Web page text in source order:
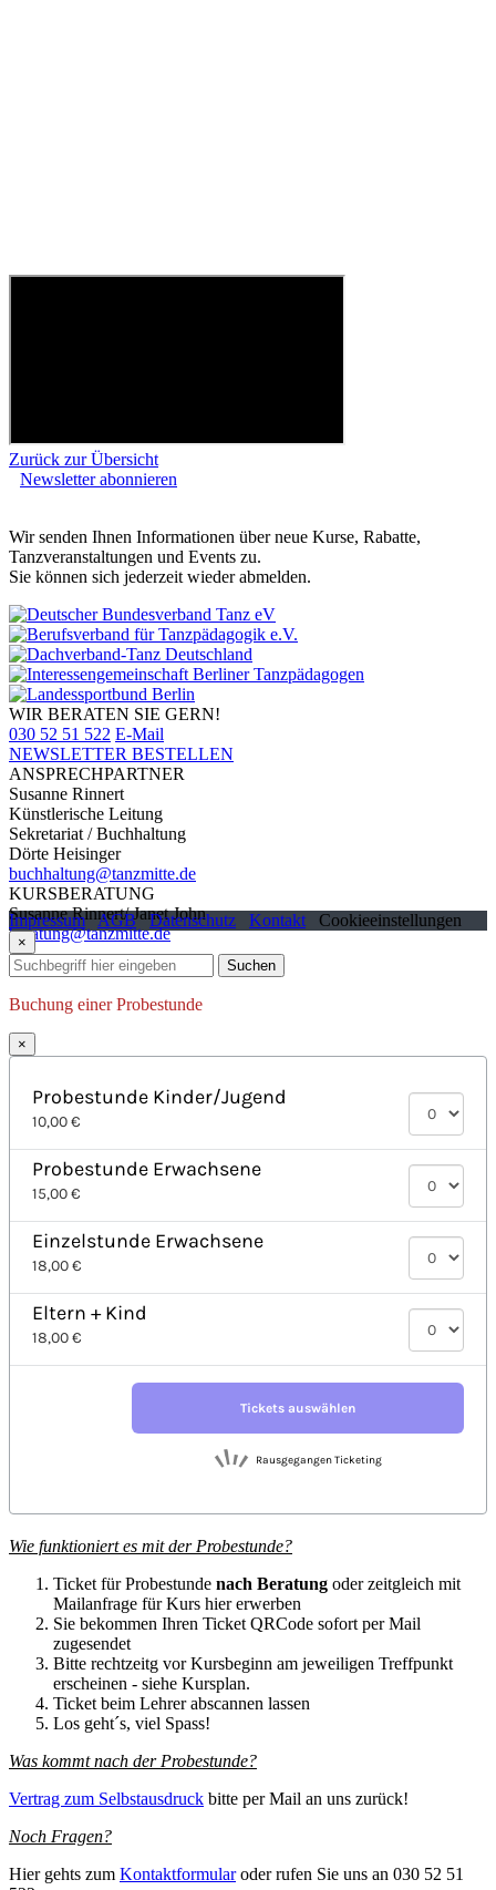
Zurück zur Übersicht
Newsletter abonnieren
Wir senden Ihnen Informationen über neue Kurse, Rabatte,
Tanzveranstaltungen und Events zu.
Sie können sich jederzeit wieder abmelden.
WIR BERATEN SIE GERN!
030 52 51 522 E-Mail
NEWSLETTER BESTELLEN
ANSPRECHPARTNER
Susanne Rinnert
Künstlerische Leitung
Sekretariat / Buchhaltung
Dörte Heisinger
buchhaltung@tanzmitte.de
KURSBERATUNG
Susanne Rinnert/ Janet John
beratung@tanzmitte.de
Impressum AGB Datenschutz Kontakt Cookieeinstellungen
×
Suchen
Buchung einer Probestunde
×
Wie funktioniert es mit der Probestunde?
Ticket für Probestunde nach Beratung oder zeitgleich mit
Mailanfrage für Kurs hier erwerben
Sie bekommen Ihren Ticket QRCode sofort per Mail
zugesendet
Bitte rechtzeitg vor Kursbeginn am jeweiligen Treffpunkt
erscheinen - siehe Kursplan.
Ticket beim Lehrer abscannen lassen
Los geht´s, viel Spass!
Was kommt nach der Probestunde?
Vertrag zum Selbstausdruck bitte per Mail an uns zurück!
Noch Fragen?
Hier gehts zum Kontaktformularoder rufen Sie uns an 030 52 51